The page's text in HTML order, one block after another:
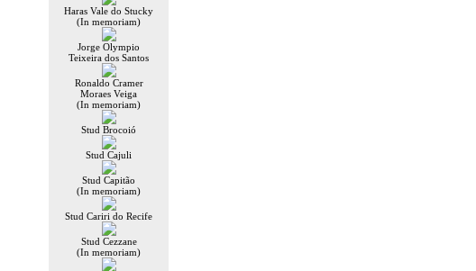
Haras Vale do Stucky
(In memoriam)
Jorge Olympio
Teixeira dos Santos
Ronaldo Cramer
Moraes Veiga
(In memoriam)
Stud Brocoió
Stud Cajuli
Stud Capitão
(In memoriam)
Stud Cariri do Recife
Stud Cezzane
(In memoriam)